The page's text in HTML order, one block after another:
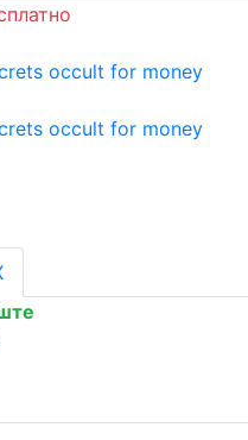
occult for money
occult for money